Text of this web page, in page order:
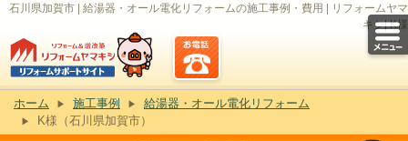
石川県加賀市 | 給湯器・オール電化リフォームの施工事例・費用 | リフォームヤマ
キシ| K様
ホーム 施工事例
給湯器・オール電化リフォーム
K様（石川県加賀市）